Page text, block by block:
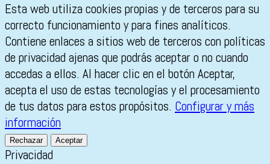
Esta web utiliza cookies propias y de terceros para su
correcto funcionamiento y para fines analíticos.
Contiene enlaces a sitios web de terceros con políticas
de privacidad ajenas que podrás aceptar o no cuando
accedas a ellos. Al hacer clic en el botón Aceptar,
acepta el uso de estas tecnologías y el procesamiento
de tus datos para estos propósitos. Configurar y más
información
Rechazar Aceptar
Privacidad